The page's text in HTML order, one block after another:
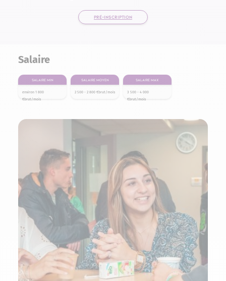
PRÉ-INSCRIPTION
Salaire
Salaire min
environ 1 800
€brut/mois
Salaire moyen
2 500 - 2 800 €brut/mois
Salaire max
3 500 - 4 000
€brut/mois